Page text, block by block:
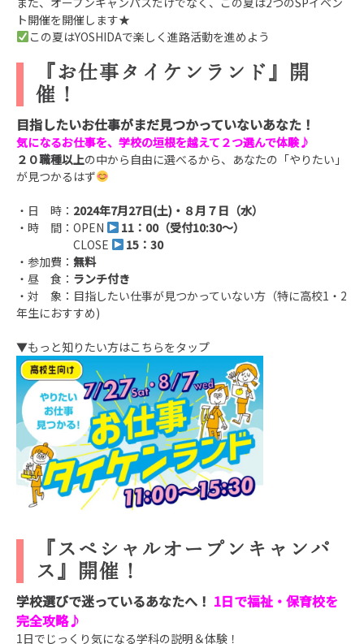
ト開催を開催します★
この夏はYOSHIDAで楽しく進路活動を進めよう
『お仕事タイケンランド』開
催！
目指したいお仕事がまだ見つかっていないあなた ！
気になるお仕事を、学校の垣根を越えて２つ選んで体験♪
２０職種以上の中から自由に選べるから、あなたの「やりたい」
が見つかるはず
・日 時： 2024年7月27日(土)・８月７日（水）
・時 間：OPEN
11：00（受付10:30～）
CLOSE
15：30
・参加費： 無料
・昼 食： ランチ付き
・対 象：目指したい仕事が見つかっていない方（特に高校1・2
年生におすすめ)
▼もっと知りたい方はこちらをタップ
『スペシャルオープンキャンパ
ス』開催！
学校選びで迷っているあなたへ ！ 1日で福祉・保育校を
完全攻略♪
1日でじっくり気になる学科の説明＆体験！